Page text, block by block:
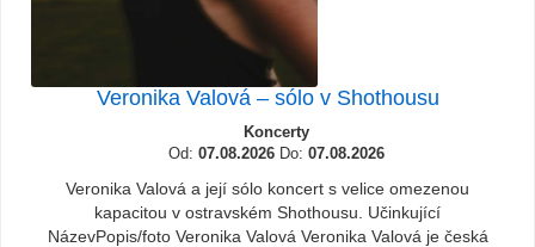
Veronika Valová – sólo v Shothousu
Koncerty
Od: 07.08.2026 Do: 07.08.2026
Veronika Valová a její sólo koncert s velice omezenou
kapacitou v ostravském Shothousu. Učinkující
NázevPopis/foto Veronika Valová Veronika Valová je česká